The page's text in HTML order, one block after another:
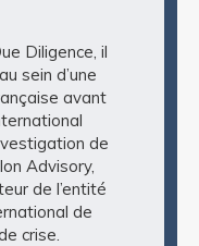
Diligence, il
sein d’une
avant
de
Advisory,
de l’entité
de
crise.